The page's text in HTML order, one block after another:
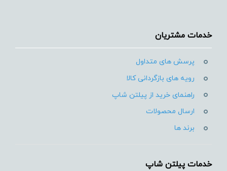
خدمات مشتریان
پرسش های متداول
رویه های بازگردانی کالا
راهنمای خرید از پیلتن شاپ
ارسال محصولات
برند ها
خدمات پیلتن شاپ